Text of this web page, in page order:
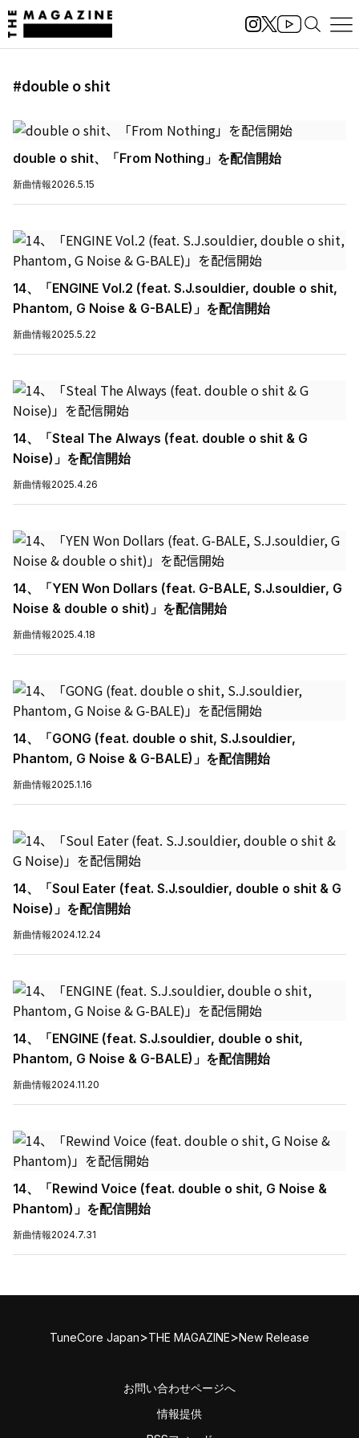
#double o shit
double o shit、「From Nothing」を配信開始
新曲情報2026.5.15
14、「ENGINE Vol.2 (feat. S.J.souldier, double o shit,
Phantom, G Noise & G-BALE)」を配信開始
新曲情報2025.5.22
14、「Steal The Always (feat. double o shit & G
Noise)」を配信開始
新曲情報2025.4.26
14、「YEN Won Dollars (feat. G-BALE, S.J.souldier, G
Noise & double o shit)」を配信開始
新曲情報2025.4.18
14、「GONG (feat. double o shit, S.J.souldier,
Phantom, G Noise & G-BALE)」を配信開始
新曲情報2025.1.16
14、「Soul Eater (feat. S.J.souldier, double o shit & G
Noise)」を配信開始
新曲情報2024.12.24
14、「ENGINE (feat. S.J.souldier, double o shit,
Phantom, G Noise & G-BALE)」を配信開始
新曲情報2024.11.20
14、「Rewind Voice (feat. double o shit, G Noise &
Phantom)」を配信開始
新曲情報2024.7.31
TuneCore Japan>THE MAGAZINE>New Release
お問い合わせページへ
情報提供